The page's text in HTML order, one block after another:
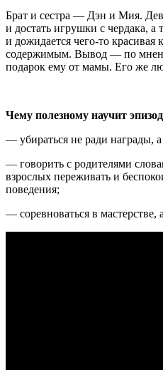
Брат и сестра — Дэн и Мия.
и достать игрушки с чердака, а
и дожидается чего-то красивая
содержимым. Вывод — по
подарок ему от мамы. Его же
Чему полезному научит
— убираться не ради награды, а
— говорить с родителями
взрослых переживать и
поведения;
— соревноваться в